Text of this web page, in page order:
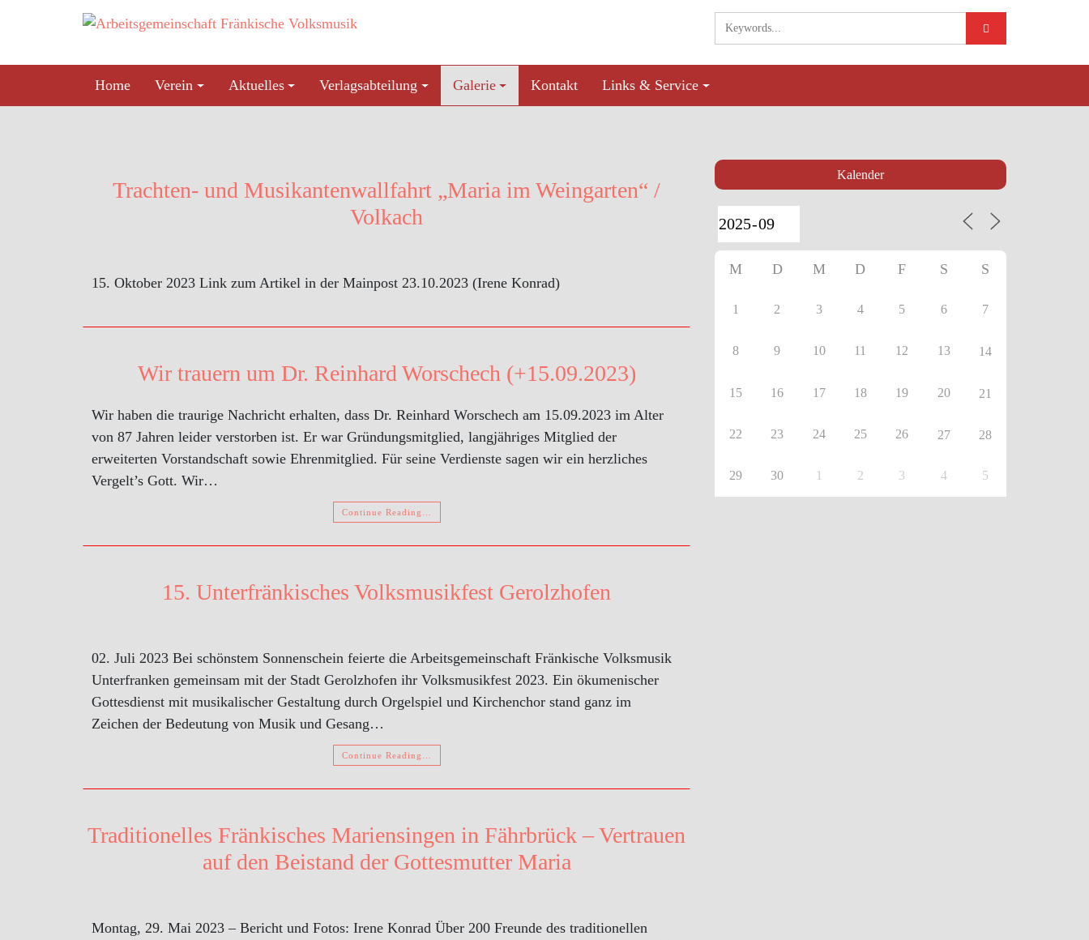
Home
Verein Aktuelles Verlagsabteilung Galerie Kontakt Links & Service
Trachten- und Musikantenwallfahrt „Maria im Weingarten“ /
Volkach
15. Oktober 2023 Link zum Artikel in der Mainpost 23.10.2023 (Irene Konrad)
Wir trauern um Dr. Reinhard Worschech (+15.09.2023)
Wir haben die traurige Nachricht erhalten, dass Dr. Reinhard Worschech am 15.09.2023 im Alter
von 87 Jahren leider verstorben ist. Er war Gründungsmitglied, langjähriges Mitglied der
erweiterten Vorstandschaft sowie Ehrenmitglied. Für seine Verdienste sagen wir ein herzliches
Vergelt’s Gott. Wir…
Continue Reading…
15. Unterfränkisches Volksmusikfest Gerolzhofen
02. Juli 2023 Bei schönstem Sonnenschein feierte die Arbeitsgemeinschaft Fränkische Volksmusik
Unterfranken gemeinsam mit der Stadt Gerolzhofen ihr Volksmusikfest 2023. Ein ökumenischer
Gottesdienst mit musikalischer Gestaltung durch Orgelspiel und Kirchenchor stand ganz im
Zeichen der Bedeutung von Musik und Gesang…
Continue Reading…
Traditionelles Fränkisches Mariensingen in Fährbrück – Vertrauen
auf den Beistand der Gottesmutter Maria
Montag, 29. Mai 2023 – Bericht und Fotos: Irene Konrad Über 200 Freunde des traditionellen
Kalender
M D M D F S S
1 2 3 4 5 6 7
8 9 10 11 12 13 14
15 16 17 18 19 20 21
22 23 24 25 26 27 28
29 30 1 2 3 4 5